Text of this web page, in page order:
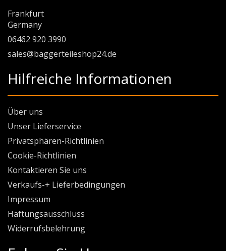
Frankfurt
Germany
06462 920 3990
sales@baggerteileshop24.de
Hilfreiche Informationen
Über uns
Unser Lieferservice
Privatsphären-Richtlinien
Cookie-Richtlinien
Kontaktieren Sie uns
Verkaufs-+ Lieferbedingungen
Impressum
Haftungsausschluss
Widerrufsbelehrung